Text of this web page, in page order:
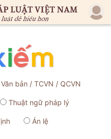
Văn bản / TCVN / QCVN
Thuật ngữ pháp lý
Án lệ